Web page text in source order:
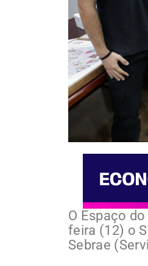
O Espaço
feira (12) o
Sebrae